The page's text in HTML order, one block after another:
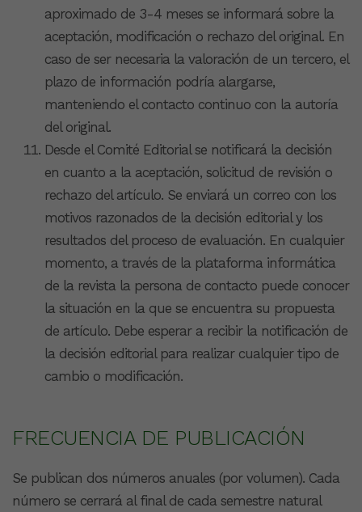
aproximado de 3-4 meses se informará sobre la
aceptación, modificación o rechazo del original. En
caso de ser necesaria la valoración de un tercero, el
plazo de información podría alargarse,
manteniendo el contacto continuo con la autoría
del original.
Desde el Comité Editorial se notificará la decisión
en cuanto a la aceptación, solicitud de revisión o
rechazo del artículo. Se enviará un correo con los
motivos razonados de la decisión editorial y los
resultados del proceso de evaluación. En cualquier
momento, a través de la plataforma informática
de la revista la persona de contacto puede conocer
la situación en la que se encuentra su propuesta
de artículo. Debe esperar a recibir la notificación de
la decisión editorial para realizar cualquier tipo de
cambio o modificación.
FRECUENCIA DE PUBLICACIÓN
Se publican dos números anuales (por volumen). Cada
número se cerrará al final de cada semestre natural